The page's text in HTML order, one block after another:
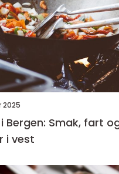
2025
Bergen: Smak, fart
i vest